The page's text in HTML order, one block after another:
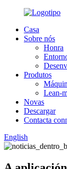
Casa
Sobre nós
Honra
Produtos
Lean-
Novas
Descargar
Contacta
English